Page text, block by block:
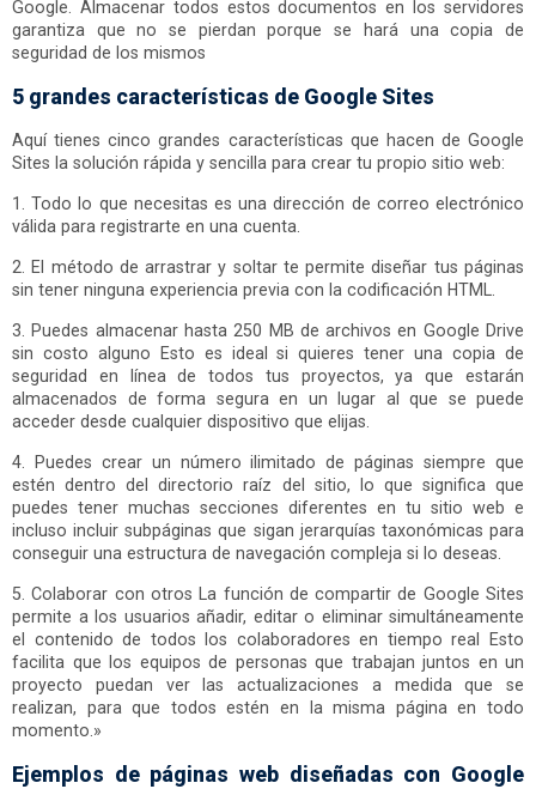
Google. Almacenar todos estos documentos en los servidores
garantiza que no se pierdan porque se hará una copia de
seguridad de los mismos
5 grandes características de Google Sites
Aquí tienes cinco grandes características que hacen de Google
Sites la solución rápida y sencilla para crear tu propio sitio web:
1. Todo lo que necesitas es una dirección de correo electrónico
válida para registrarte en una cuenta.
2. El método de arrastrar y soltar te permite diseñar tus páginas
sin tener ninguna experiencia previa con la codificación HTML.
3. Puedes almacenar hasta 250 MB de archivos en Google Drive
sin costo alguno Esto es ideal si quieres tener una copia de
seguridad en línea de todos tus proyectos, ya que estarán
almacenados de forma segura en un lugar al que se puede
acceder desde cualquier dispositivo que elijas.
4. Puedes crear un número ilimitado de páginas siempre que
estén dentro del directorio raíz del sitio, lo que significa que
puedes tener muchas secciones diferentes en tu sitio web e
incluso incluir subpáginas que sigan jerarquías taxonómicas para
conseguir una estructura de navegación compleja si lo deseas.
5. Colaborar con otros La función de compartir de Google Sites
permite a los usuarios añadir, editar o eliminar simultáneamente
el contenido de todos los colaboradores en tiempo real Esto
facilita que los equipos de personas que trabajan juntos en un
proyecto puedan ver las actualizaciones a medida que se
realizan, para que todos estén en la misma página en todo
momento.»
Ejemplos de páginas web diseñadas con Google